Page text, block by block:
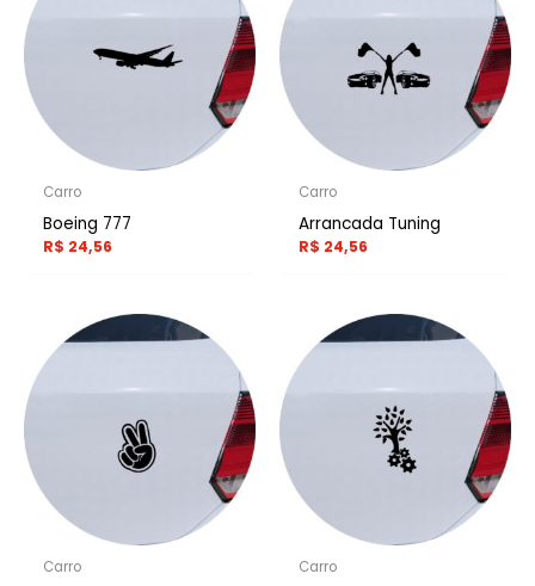
Carro
Boeing 777
R$ 24,56
Carro
Arrancada Tuning
R$ 24,56
Carro Carro